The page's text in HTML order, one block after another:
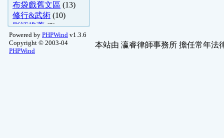
布袋戲舊文區 (13)
修行&武術 (10)
影評推薦(9)
四柱八字(8)
生活便利通-舊 ..
Powered by PHPWind v1.3.6
Copyright © 2003-04
PHPWind
本站由 瀛睿律師事務所 擔任常年法